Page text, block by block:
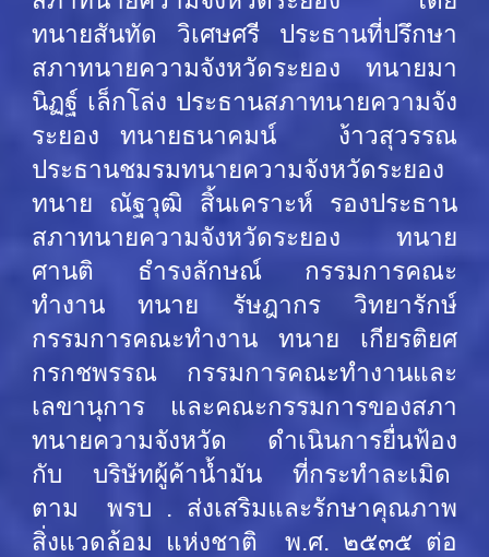
ทนายสันทัด วิเศษศรี ประธานที่ปรึกษา
สภาทนายความจังหวัดระยอง ทนายมา
นิฏฐ์ เล็กโล่ง ประธานสภาทนายความจัง
ระยอง ทนายธนาคมน์ ง้าวสุวรรณ
ประธานชมรมทนายความจังหวัดระยอง
ทนาย ณัฐวุฒิ สิ้นเคราะห์ รองประธาน
สภาทนายความจังหวัดระยอง ทนาย
ศานติ ธำรงลักษณ์ กรรมการคณะ
ทำงาน ทนาย รัษฎากร วิทยารักษ์
กรรมการคณะทำงาน ทนาย เกียรติยศ
กรกชพรรณ กรรมการคณะทำงานและ
เลขานุการ และคณะกรรมการของสภา
ทนายความจังหวัด ดำเนินการยื่นฟ้อง
กับ บริษัทผู้ค้าน้ำมัน ที่กระทำละเมิด
ตาม พรบ . ส่งเสริมและรักษาคุณภาพ
สิ่งแวดล้อม แห่งชาติ พ.ศ. ๒๕๓๕ ต่อ